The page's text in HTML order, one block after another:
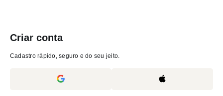
Criar conta
Cadastro rápido, seguro e do seu jeito.